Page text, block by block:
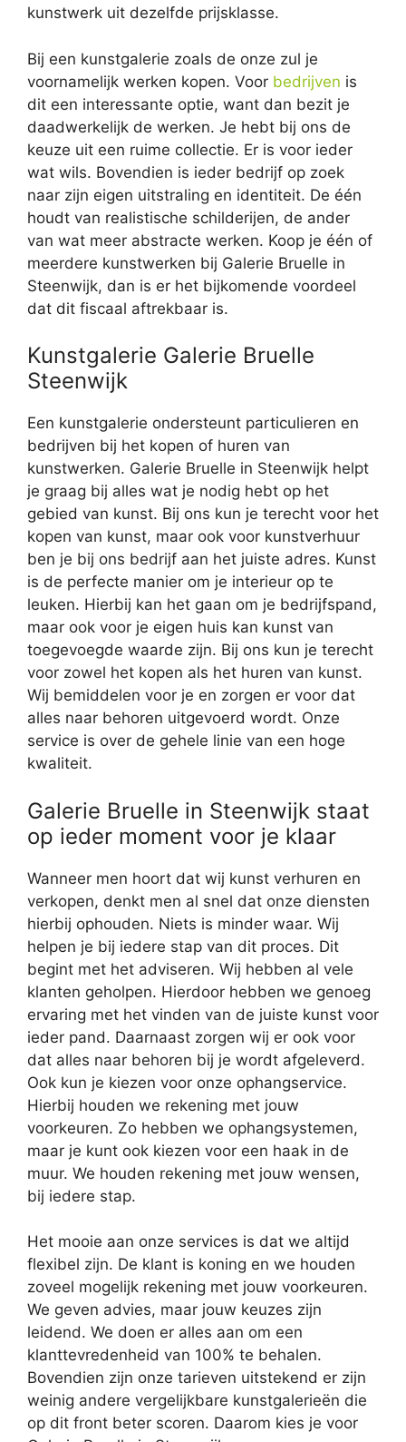
kunstwerk uit dezelfde prijsklasse.
Bij een kunstgalerie zoals de onze zul je
voornamelijk werken kopen. Voor bedrijven is
dit een interessante optie, want dan bezit je
daadwerkelijk de werken. Je hebt bij ons de
keuze uit een ruime collectie. Er is voor ieder
wat wils. Bovendien is ieder bedrijf op zoek
naar zijn eigen uitstraling en identiteit. De één
houdt van realistische schilderijen, de ander
van wat meer abstracte werken. Koop je één of
meerdere kunstwerken bij Galerie Bruelle in
Steenwijk, dan is er het bijkomende voordeel
dat dit fiscaal aftrekbaar is.
Kunstgalerie Galerie Bruelle
Steenwijk
Een kunstgalerie ondersteunt particulieren en
bedrijven bij het kopen of huren van
kunstwerken. Galerie Bruelle in Steenwijk helpt
je graag bij alles wat je nodig hebt op het
gebied van kunst. Bij ons kun je terecht voor het
kopen van kunst, maar ook voor kunstverhuur
ben je bij ons bedrijf aan het juiste adres. Kunst
is de perfecte manier om je interieur op te
leuken. Hierbij kan het gaan om je bedrijfspand,
maar ook voor je eigen huis kan kunst van
toegevoegde waarde zijn. Bij ons kun je terecht
voor zowel het kopen als het huren van kunst.
Wij bemiddelen voor je en zorgen er voor dat
alles naar behoren uitgevoerd wordt. Onze
service is over de gehele linie van een hoge
kwaliteit.
Galerie Bruelle in Steenwijk staat
op ieder moment voor je klaar
Wanneer men hoort dat wij kunst verhuren en
verkopen, denkt men al snel dat onze diensten
hierbij ophouden. Niets is minder waar. Wij
helpen je bij iedere stap van dit proces. Dit
begint met het adviseren. Wij hebben al vele
klanten geholpen. Hierdoor hebben we genoeg
ervaring met het vinden van de juiste kunst voor
ieder pand. Daarnaast zorgen wij er ook voor
dat alles naar behoren bij je wordt afgeleverd.
Ook kun je kiezen voor onze ophangservice.
Hierbij houden we rekening met jouw
voorkeuren. Zo hebben we ophangsystemen,
maar je kunt ook kiezen voor een haak in de
muur. We houden rekening met jouw wensen,
bij iedere stap.
Het mooie aan onze services is dat we altijd
flexibel zijn. De klant is koning en we houden
zoveel mogelijk rekening met jouw voorkeuren.
We geven advies, maar jouw keuzes zijn
leidend. We doen er alles aan om een
klanttevredenheid van 100% te behalen.
Bovendien zijn onze tarieven uitstekend er zijn
weinig andere vergelijkbare kunstgalerieën die
op dit front beter scoren. Daarom kies je voor